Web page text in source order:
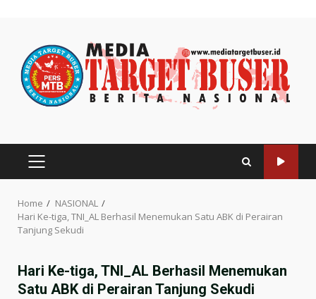
content
PRIMARY
Home
NASIONAL
Hari Ke-tiga, TNI_AL Berhasil Menemukan Satu ABK di Perairan
Tanjung Sekudi
Hari Ke-tiga, TNI_AL Berhasil Menemukan
Satu ABK di Perairan Tanjung Sekudi